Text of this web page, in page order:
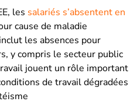
les salariés s’absentent en
cause de maladie
les absences pour
y compris le secteur public
jouent un rôle important
de travail dégradées